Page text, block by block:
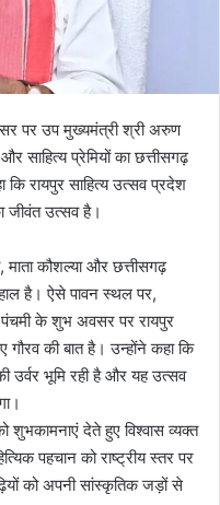
पर उप मुख्यमंत्री श्री अरुण
साहित्य प्रेमियों का छत्तीसगढ़
रायपुर साहित्य उत्सव प्रदेश
जीवंत उत्सव है।
माता कौशल्या और छत्तीसगढ़
है। ऐसे पावन स्थल पर,
के शुभ अवसर पर रायपुर
की बात है। उन्होंने कहा कि
उर्वर भूमि रही है और यह उत्सव
शुभकामनाएं देते हुए विश्वास व्यक्त
पहचान को राष्ट्रीय स्तर पर
को अपनी सांस्कृतिक जड़ों से